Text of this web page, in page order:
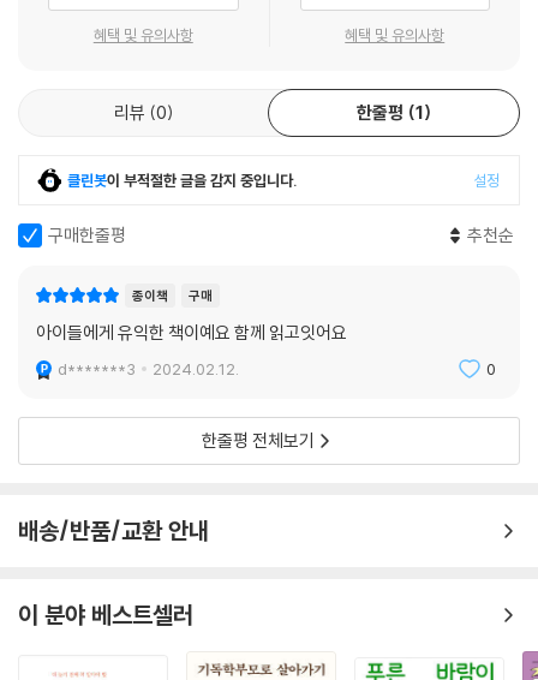
혜택 및 유의사항 혜택 및 유의사항
리뷰 0 한줄평 1
클린봇이 부적절한 글을 감지 중입니다. 설정
구매한줄평 추천순
종이책 구매
아이들에게 유익한 책이예요 함께 읽고잇어요
d*******3 2024.02.12. 0
한줄평 전체보기
배송/반품/교환 안내
이 분야 베스트셀러